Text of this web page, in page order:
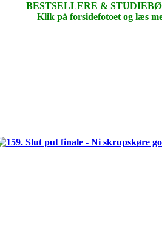
BESTSELLERE &
Klik på forsidefotoet og læs